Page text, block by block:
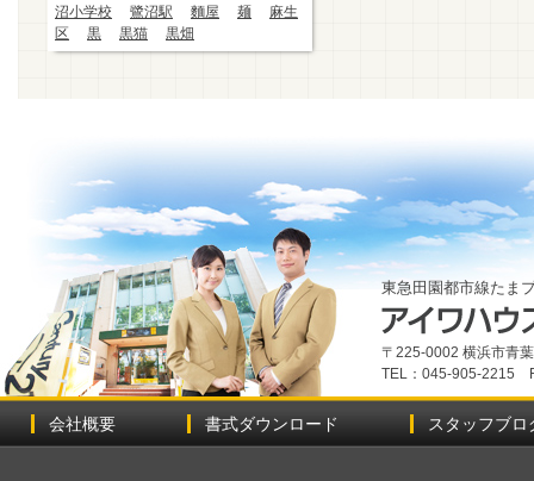
沼小学校
鷺沼駅 麵屋 麺
麻生
区
黒 黒猫 黒畑
東急田園都市線たま
〒225-0002 横浜市青
TEL：045-905-2215
会社概要 書式ダウンロード スタッフブロ